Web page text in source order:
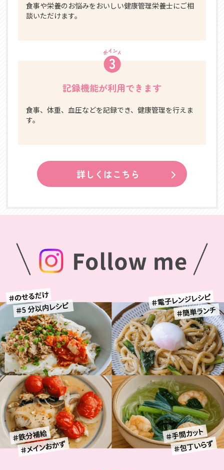
食事や栄養のお悩みをおいしい健康管理栄養士にご相
談いただけます。
記録機能が利用できます
食事、体重、血圧などを記録でき、健康管理を行えま
す。
詳しくはこちら